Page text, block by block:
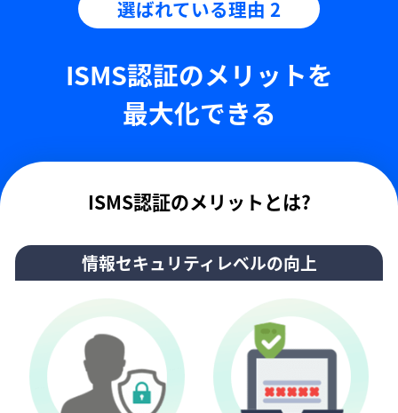
選ばれている理由 2
ISMS認証のメリットを
最大化できる
ISMS認証のメリットとは?
情報セキュリティレベルの向上